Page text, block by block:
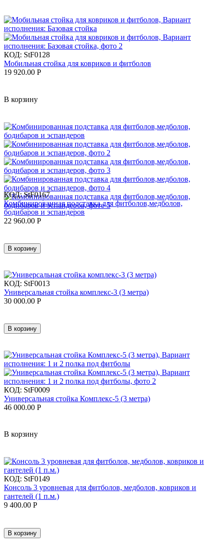
КОД: StF0128
Мобильная стойка для ковриков и фитболов
19 920.00 Р
В корзину
КОД: StF0167
Комбинированная подставка для фитболов,медболов,
бодибаров и эспандеров
22 960.00 Р
В корзину
КОД: StF0013
Универсальная стойка комплекс-3 (3 метра)
30 000.00 Р
В корзину
КОД: StF0009
Универсальная стойка Комплекс-5 (3 метра)
46 000.00 Р
В корзину
КОД: StF0149
Консоль 3 уровневая для фитболов, медболов, ковриков и
гантелей (1 п.м.)
9 400.00 Р
В корзину